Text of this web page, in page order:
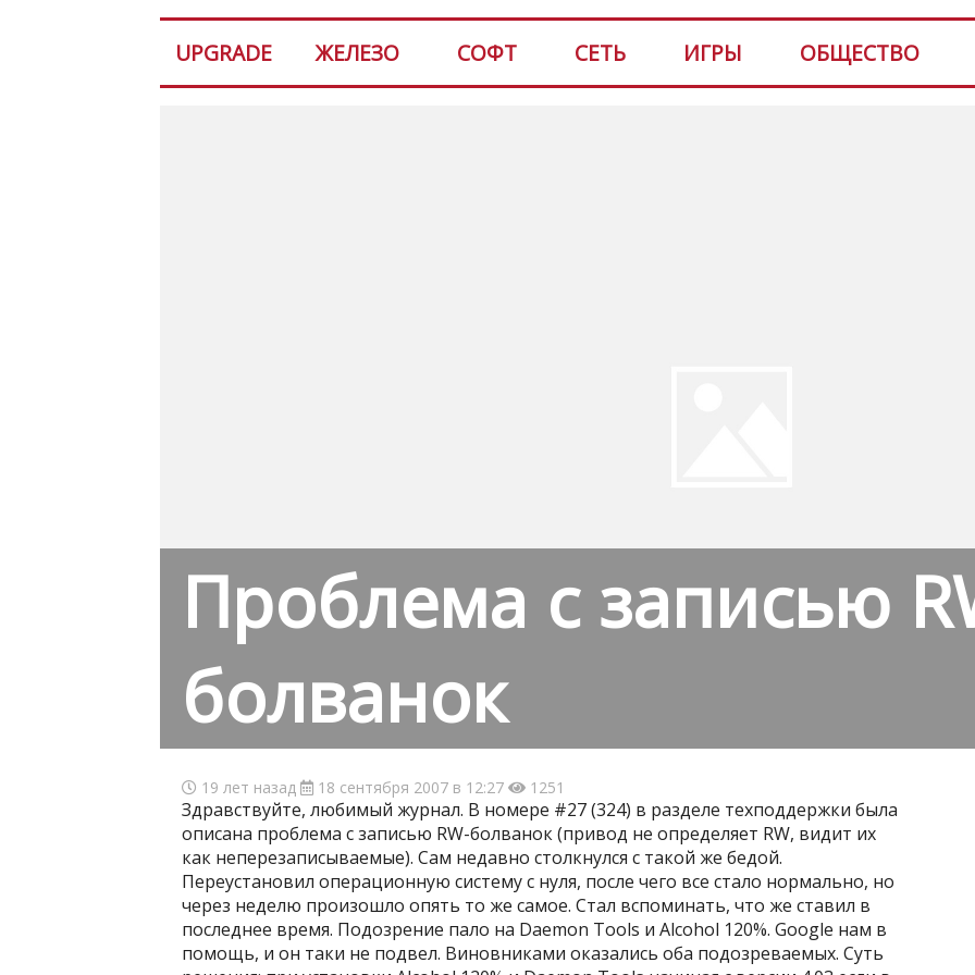
UPGRADE ЖЕЛЕЗО СОФТ СЕТЬ ИГРЫ ОБЩЕСТВО
Проблема с записью
болванок
19 лет назад 18 сентября 2007 в 12:27 1251
Здравствуйте, любимый журнал. В номере #27 (324) в разделе техподдержки была
описана проблема с записью RW-болванок (привод не определяет RW, видит их
как неперезаписываемые). Сам недавно столкнулся с такой же бедой.
Переустановил операционную систему с нуля, после чего все стало нормально, но
через неделю произошло опять то же самое. Стал вспоминать, что же ставил в
последнее время. Подозрение пало на Daemon Tools и Alcohol 120%. Google нам в
помощь, и он таки не подвел. Виновниками оказались оба подозреваемых. Суть